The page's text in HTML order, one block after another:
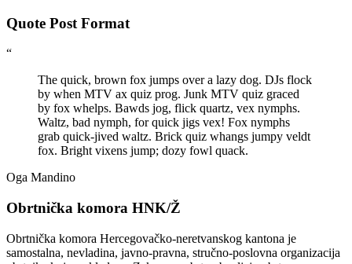
Quote Post Format
“
The quick, brown fox jumps over a lazy dog. DJs flock
by when MTV ax quiz prog. Junk MTV quiz graced
by fox whelps. Bawds jog, flick quartz, vex nymphs.
Waltz, bad nymph, for quick jigs vex! Fox nymphs
grab quick-jived waltz. Brick quiz whangs jumpy veldt
fox. Bright vixens jump; dozy fowl quack.
Oga Mandino
Obrtnička komora HNK/Ž
Obrtnička komora Hercegovačko-neretvanskog kantona je
samostalna, nevladina, javno-pravna, stručno-poslovna organizacija